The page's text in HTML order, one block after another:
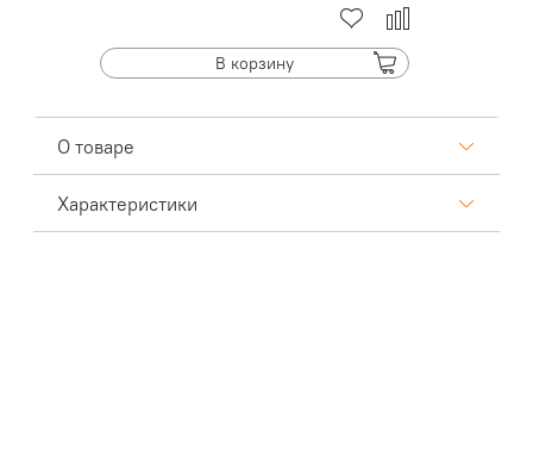
В корзину
О товаре
Характеристики